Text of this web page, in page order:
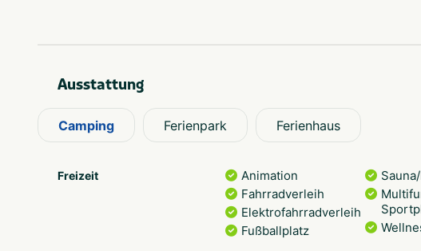
Und ... auch der Hund ist willkommen. Das macht Ihren
Im Park und in der unmittelbaren Umgebung gibt es viel zu tun
Ausstattung
Camping Ferienpark Ferienhaus
Freizeit
Animation
Fahrradverleih
Elektrofahrradverleih
Fußballplatz